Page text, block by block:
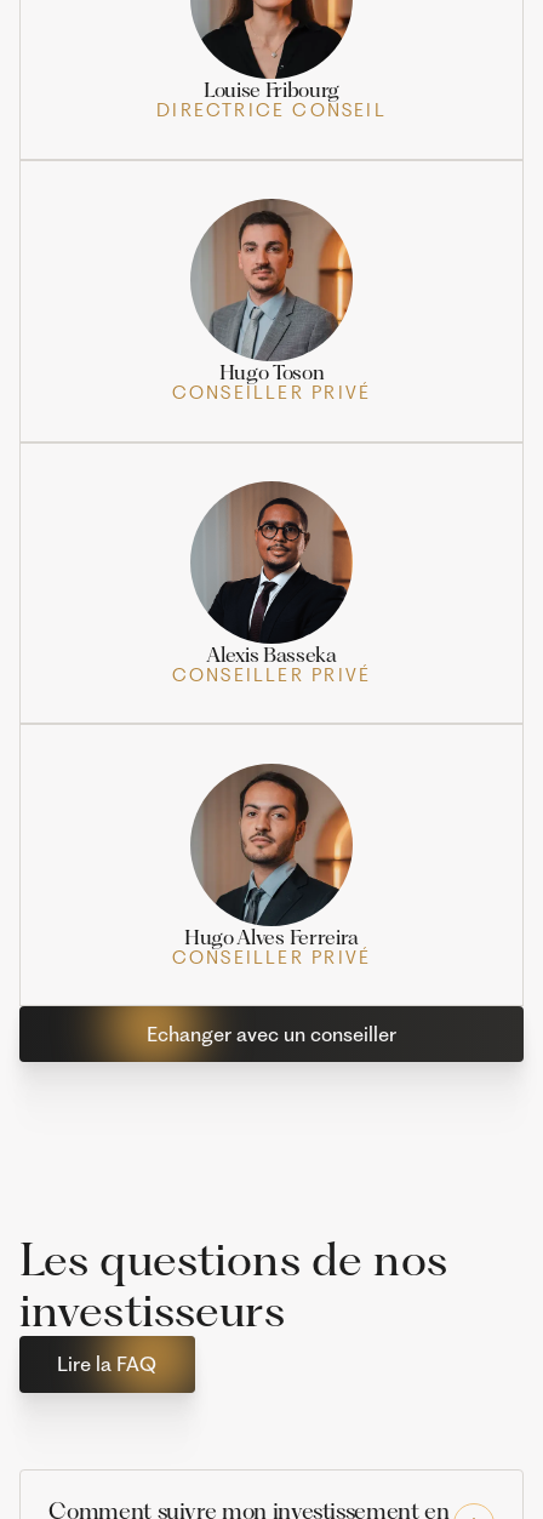
Louise Fribourg
DIRECTRICE CONSEIL
Hugo Toson
CONSEILLER PRIVÉ
Alexis Basseka
CONSEILLER PRIVÉ
Hugo Alves Ferreira
CONSEILLER PRIVÉ
Echanger avec un conseiller
Les questions de nos
investisseurs
Lire la FAQ
Comment suivre mon investissement en